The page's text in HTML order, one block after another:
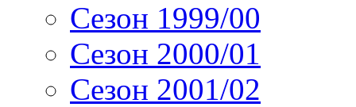
Сезон 1999/00
Сезон 2000/01
Сезон 2001/02